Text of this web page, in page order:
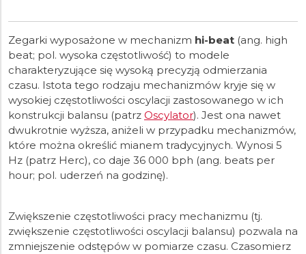
Zegarki wyposażone w mechanizm hi-beat (ang. high
beat; pol. wysoka częstotliwość) to modele
charakteryzujące się wysoką precyzją odmierzania
czasu. Istota tego rodzaju mechanizmów kryje się w
wysokiej częstotliwości oscylacji zastosowanego w ich
konstrukcji balansu (patrz Oscylator). Jest ona nawet
dwukrotnie wyższa, aniżeli w przypadku mechanizmów,
które można określić mianem tradycyjnych. Wynosi 5
Hz (patrz Herc), co daje 36 000 bph (ang. beats per
hour; pol. uderzeń na godzinę).
Zwiększenie częstotliwości pracy mechanizmu (tj.
zwiększenie częstotliwości oscylacji balansu) pozwala na
zmniejszenie odstępów w pomiarze czasu. Czasomierz